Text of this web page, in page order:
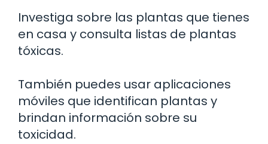
Investiga sobre las plantas que tienes
en casa y consulta listas de plantas
tóxicas.
También puedes usar aplicaciones
móviles que identifican plantas y
brindan información sobre su
toxicidad.